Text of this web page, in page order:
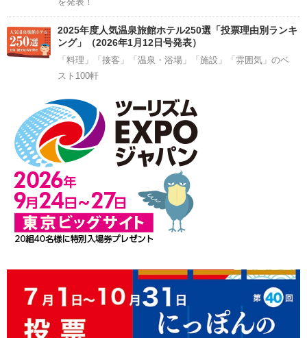
2025年度人気温泉旅館ホテル250選「投票理由別ランキ
ング」（2026年1月12日号発表）
「料理」「接客」「温泉・浴場」「施設」「雰囲気」のベ
スト100軒